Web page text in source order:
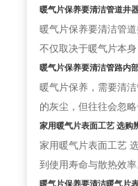
暖气片保养要清洁管道井
暖气片保养要清洁管
不仅取决于暖气片本
暖气片保养要清洁管路内
暖气片保养，需要清
的灰尘，但往往会忽
家用暖气片表面工艺 选购
家用暖气片表面工艺
到使用寿命与散热效
暖气片保养要清洁暖气片